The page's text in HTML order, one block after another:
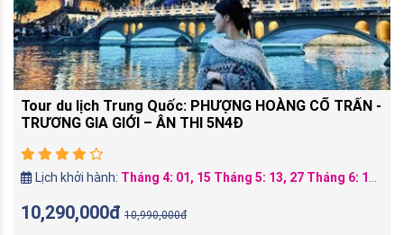
Tour du lịch Trung Quốc: PHƯỢNG HOÀNG CỔ TRẤN -
TRƯƠNG GIA GIỚI – ÂN THI 5N4Đ
Lịch khởi hành: Tháng 4: 01, 15 Tháng 5: 13, 27 Tháng 6: 10, 24 Tháng 7: 08, 22 Tháng 8: 05 Tháng 8: 19 Tháng 9: 02, 16, 30 Tháng 10: 14
10,290,000đ 10,990,000đ